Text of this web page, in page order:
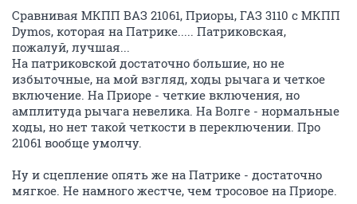
Сравнивая МКПП ВАЗ 21061, Приоры, ГАЗ 3110 с МКПП
Dymos, которая на Патрике..... Патриковская,
пожалуй, лучшая...
На патриковской достаточно большие, но не
избыточные, на мой взгляд, ходы рычага и четкое
включение. На Приоре - четкие включения, но
амплитуда рычага невелика. На Волге - нормальные
ходы, но нет такой четкости в переключении. Про
21061 вообще умолчу.
Ну и сцепление опять же на Патрике - достаточно
мягкое. Не намного жестче, чем тросовое на Приоре.